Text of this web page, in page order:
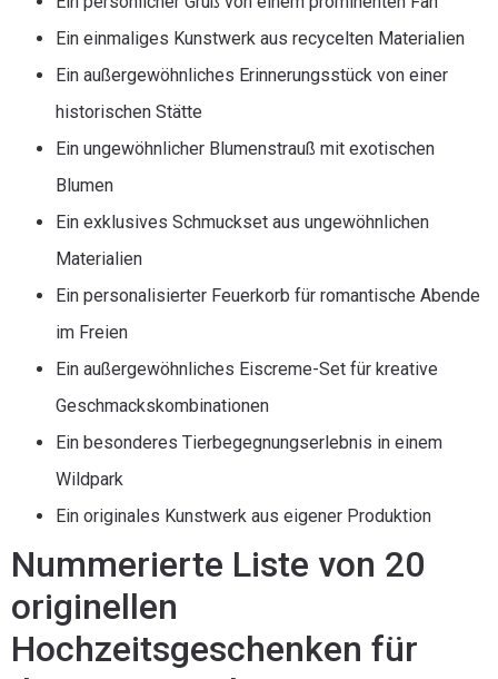
Ein einmaliges Kunstwerk aus recycelten Materialien
Ein außergewöhnliches Erinnerungsstück von einer
historischen Stätte
Ein ungewöhnlicher Blumenstrauß mit exotischen
Blumen
Ein exklusives Schmuckset aus ungewöhnlichen
Materialien
Ein personalisierter Feuerkorb für romantische Abende
im Freien
Ein außergewöhnliches Eiscreme-Set für kreative
Geschmackskombinationen
Ein besonderes Tierbegegnungserlebnis in einem
Wildpark
Ein originales Kunstwerk aus eigener Produktion
Nummerierte Liste von 20
originellen
Hochzeitsgeschenken für